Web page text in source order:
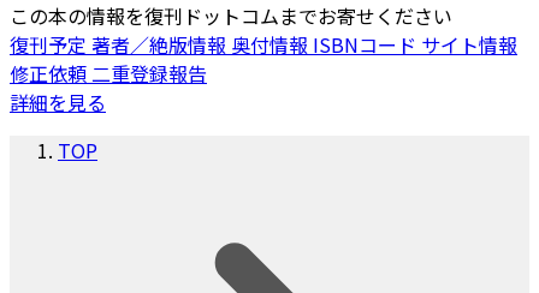
この本の情報を復刊ドットコムまでお寄せください
復刊予定 著者／絶版情報 奥付情報 ISBNコード サイト情報
修正依頼二重登録報告
詳細を見る
TOP